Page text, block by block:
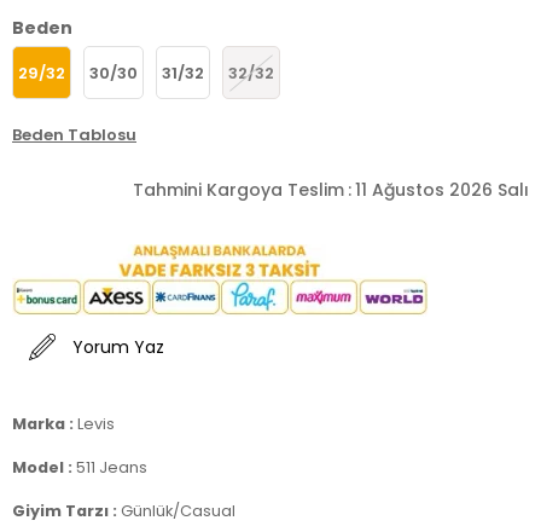
Beden
29/32 30/30 31/32 32/32
Beden Tablosu
Tahmini Kargoya Teslim :11 Ağustos 2026 Salı
Yorum Yaz
Marka : Levis
Model : 511 Jeans
Giyim Tarzı : Günlük/Casual